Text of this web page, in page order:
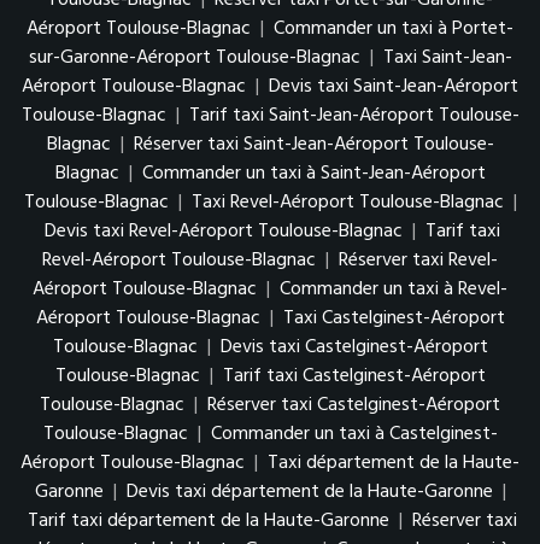
Aéroport Toulouse-Blagnac | Commander un taxi à Portet-
sur-Garonne-Aéroport Toulouse-Blagnac | Taxi Saint-Jean-
Aéroport Toulouse-Blagnac | Devis taxi Saint-Jean-Aéroport
Toulouse-Blagnac | Tarif taxi Saint-Jean-Aéroport Toulouse-
Blagnac | Réserver taxi Saint-Jean-Aéroport Toulouse-
Blagnac | Commander un taxi à Saint-Jean-Aéroport
Toulouse-Blagnac | Taxi Revel-Aéroport Toulouse-Blagnac |
Devis taxi Revel-Aéroport Toulouse-Blagnac | Tarif taxi
Revel-Aéroport Toulouse-Blagnac | Réserver taxi Revel-
Aéroport Toulouse-Blagnac | Commander un taxi à Revel-
Aéroport Toulouse-Blagnac | Taxi Castelginest-Aéroport
Toulouse-Blagnac | Devis taxi Castelginest-Aéroport
Toulouse-Blagnac | Tarif taxi Castelginest-Aéroport
Toulouse-Blagnac | Réserver taxi Castelginest-Aéroport
Toulouse-Blagnac | Commander un taxi à Castelginest-
Aéroport Toulouse-Blagnac | Taxi département de la Haute-
Garonne | Devis taxi département de la Haute-Garonne |
Tarif taxi département de la Haute-Garonne | Réserver taxi